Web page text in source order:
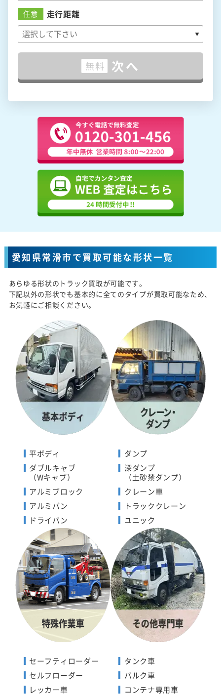
任意 走行距離
無料 次へ
愛知県常滑市で買取可能な形状一覧
あらゆる形状のトラック買取が可能です。
下記以外の形状でも基本的に全てのタイプが買取可能なため、
お気軽にご相談ください。
平ボディ
ダブルキャブ
（Wキャブ）
アルミブロック
アルミバン
ドライバン
ダンプ
深ダンプ
（土砂禁ダンプ）
クレーン車
トラッククレーン
ユニック
セーフティローダー
セルフローダー
レッカー車
タンク車
バルク車
コンテナ専用車